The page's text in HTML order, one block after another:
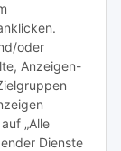
oder
Anzeigen-
„Alle
Dienste